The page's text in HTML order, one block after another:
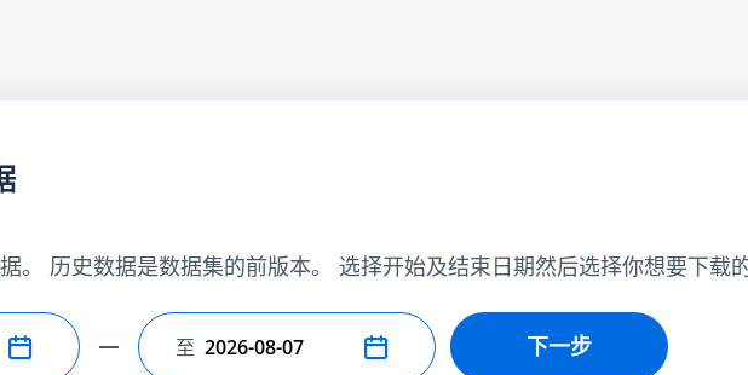
。 历史数据是数据集的前版本。 选择开始及结束日期然后选择你想要下载
选择结束日期
至 下一步